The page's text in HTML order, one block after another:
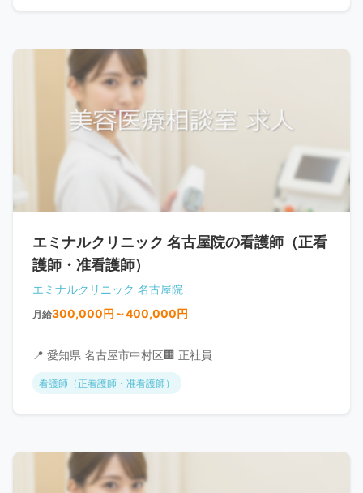
エミナルクリニック 名古屋院の看護師（正看
護師・准看護師）
エミナルクリニック 名古屋院
月給300,000円～400,000円
📍 愛知県 名古屋市中村区🏢 正社員
看護師（正看護師・准看護師）